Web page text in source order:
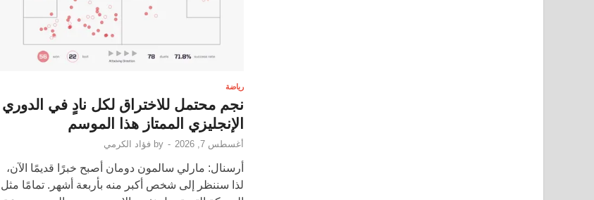
رياضة
نجم محتمل للاختراق لكل نادٍ في الدوري
الإنجليزي الممتاز هذا الموسم
أغسطس 7, 2026 -
by فؤاد الكرمي
أرسنال: مارلي سالمون دومان أصبح خبرًا قديمًا الآن،
لذا سننظر إلى شخص أكبر منه بأربعة أشهر. تمامًا مثل